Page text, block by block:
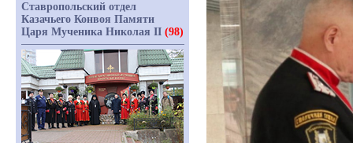
Ставропольский отдел
Казачьего Конвоя Памяти
Царя Мученика Николая II (98)